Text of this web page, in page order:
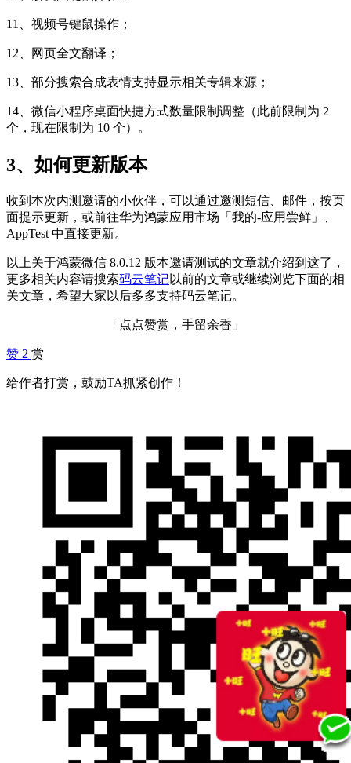
11、视频号键鼠操作；
12、网页全文翻译；
13、部分搜索合成表情支持显示相关专辑来源；
14、微信小程序桌面快捷方式数量限制调整（此前限制为 2
个，现在限制为 10 个）。
3、如何更新版本
收到本次内测邀请的小伙伴，可以通过邀测短信、邮件，按页
面提示更新，或前往华为鸿蒙应用市场「我的-应用尝鲜」、
AppTest 中直接更新。
以上关于鸿蒙微信 8.0.12 版本邀请测试的文章就介绍到这了，
更多相关内容请搜索码云笔记以前的文章或继续浏览下面的相
关文章，希望大家以后多多支持码云笔记。
「点点赞赏，手留余香」
赞 2 赏
给作者打赏，鼓励TA抓紧创作！